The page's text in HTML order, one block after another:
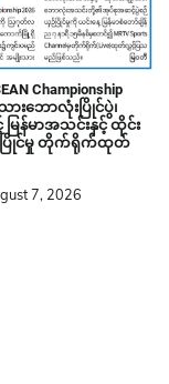
Championship
ားဘောလုံးပြိုင်ပွဲ၊
န်မာအသင်းနှင့် ထိုင်း
ြိုင်မှု တိုက်ရိုက်ထုတ်
7, 2026